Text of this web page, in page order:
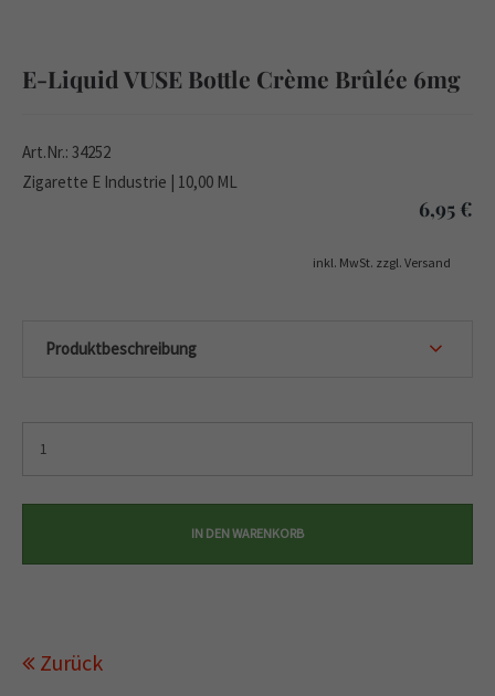
E-Liquid VUSE Bottle Crème Brûlée 6mg
Art.Nr.: 34252
Zigarette E Industrie | 10,00 ML
6,95 €
inkl. MwSt. zzgl. Versand
Produktbeschreibung
Zurück